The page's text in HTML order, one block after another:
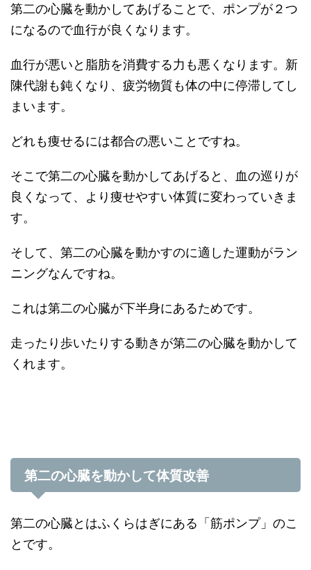
第二の心臓を動かしてあげることで、ポンプが２つ
になるので血行が良くなります。
血行が悪いと脂肪を消費する力も悪くなります。新
陳代謝も鈍くなり、疲労物質も体の中に停滞してし
まいます。
どれも痩せるには都合の悪いことですね。
そこで第二の心臓を動かしてあげると、血の巡りが
良くなって、より痩せやすい体質に変わっていきま
す。
そして、第二の心臓を動かすのに適した運動がラン
ニングなんですね。
これは第二の心臓が下半身にあるためです。
走ったり歩いたりする動きが第二の心臓を動かして
くれます。
第二の心臓を動かして体質改善
第二の心臓とはふくらはぎにある「筋ポンプ」のこ
とです。